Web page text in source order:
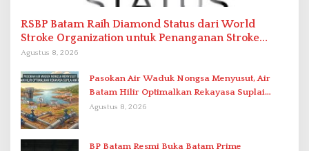
RSBP Batam Raih Diamond Status dari World
Stroke Organization untuk Penanganan Stroke
Berstandar Internasional
Agustus 8, 2026
Pasokan Air Waduk Nongsa Menyusut, Air
Batam Hilir Optimalkan Rekayasa Suplai
Antar-IPAM
Agustus 8, 2026
BP Batam Resmi Buka Batam Prime